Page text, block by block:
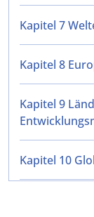
Kapitel 7
Kapitel 8
Kapitel 9
Kapitel 10